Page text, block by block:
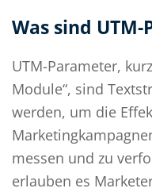
Was sind
UTM-Parameter,
Module“, sind
werden, um die
messen und zu
erlauben es